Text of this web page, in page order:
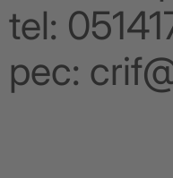
tel:
pec: